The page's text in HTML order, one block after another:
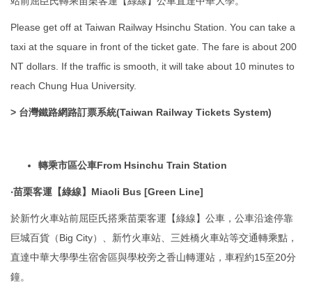
Please get off at Taiwan Railway Hsinchu Station. You can take a
taxi at the square in front of the ticket gate. The fare is about 200
NT dollars. If the traffic is smooth, it will take about 10 minutes to
reach Chung Hua University.
> 台灣鐵路網路訂票系統(Taiwan Railway Tickets System)
轉乘市區公車From Hsinchu Train Station
‧苗栗客運【綠線】Miaoli Bus [Green Line]
於新竹火車站前屈臣氏搭乘苗栗客運【綠線】公車，公車沿途停靠
巨城百貨（Big City）、新竹火車站、三姓橋火車站等交通轉乘點，
直達中華大學學生宿舍區與學校旁之香山轉運站，車程約15至20分
鐘。